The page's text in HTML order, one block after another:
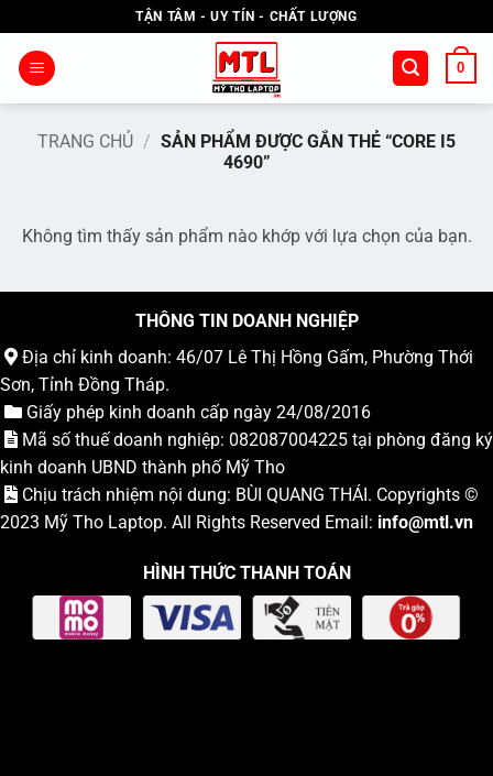
qua
nội
TẬN TÂM - UY TÍN - CHẤT LƯỢNG
0
TRANG CHỦ / SẢN PHẨM ĐƯỢC GẮN THẺ “CORE I5
4690”
Không tìm thấy sản phẩm nào khớp với lựa chọn của bạn.
THÔNG TIN DOANH NGHIỆP
Địa chỉ kinh doanh: 46/07 Lê Thị Hồng Gấm, Phường Thới
Sơn, Tỉnh Đồng Tháp.
Giấy phép kinh doanh cấp ngày 24/08/2016
Mã số thuế doanh nghiệp: 082087004225 tại phòng đăng ký
kinh doanh UBND thành phố Mỹ Tho
Chịu trách nhiệm nội dung: BÙI QUANG THÁI. Copyrights ©
2023 Mỹ Tho Laptop. All Rights Reserved Email: info@mtl.vn
HÌNH THỨC THANH TOÁN